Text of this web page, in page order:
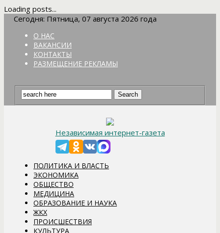
Loading posts...
Сегодня: Пятница, 07 августа 2026 года
О НАС
ВАКАНСИИ
КОНТАКТЫ
РАЗМЕЩЕНИЕ РЕКЛАМЫ
Независимая интернет-газета
ПОЛИТИКА И ВЛАСТЬ
ЭКОНОМИКА
ОБЩЕСТВО
МЕДИЦИНА
ОБРАЗОВАНИЕ И НАУКА
ЖКХ
ПРОИСШЕСТВИЯ
КУЛЬТУРА